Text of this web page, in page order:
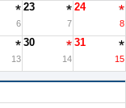
6
23
7
24
8
13
30
14
31
15